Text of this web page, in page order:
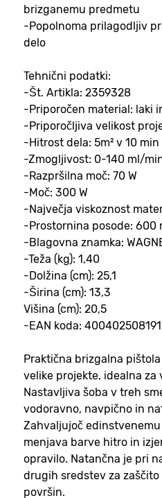
brizganemu predmetu
-Popolnoma prilagodljiv
delo
Tehnični podatki:
-Št. Artikla: 2359328
-Priporočen material: laki
-Priporočljiva velikost
-Hitrost dela: 5m² v 10 min
-Zmogljivost: 0-140 ml/
-Razpršilna moč: 70 W
-Moč: 300 W
-Največja viskoznost
-Prostornina posode: 600
-Blagovna znamka:
-Teža (kg): 1,40
-Dolžina (cm): 25,1
-Širina (cm): 13,3
Višina (cm): 20,5
-EAN koda:
Praktična brizgalna
velike projekte, idealna za
Nastavljiva šoba v treh
vodoravno, navpično in
Zahvaljujoč
menjava barve hitro in
opravilo. Natančna je pri
drugih sredstev za
površin.